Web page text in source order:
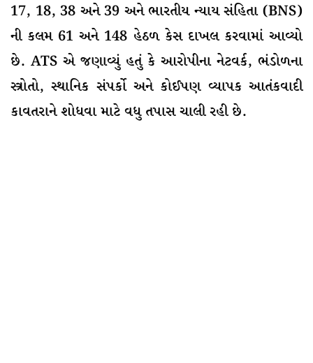
17, 18, 38 અને 39 અને ભારતીય ન્યાય સંહિતા (BNS)
ની કલમ 61 અને 148 હેઠળ કેસ દાખલ કરવામાં આવ્યો
છે. ATS એ જણાવ્યું હતું કે આરોપીના નેટવર્ક, ભંડોળના
સ્ત્રોતો, સ્થાનિક સંપર્કો અને કોઈપણ વ્યાપક આતંકવાદી
કાવતરાને શોધવા માટે વધુ તપાસ ચાલી રહી છે.